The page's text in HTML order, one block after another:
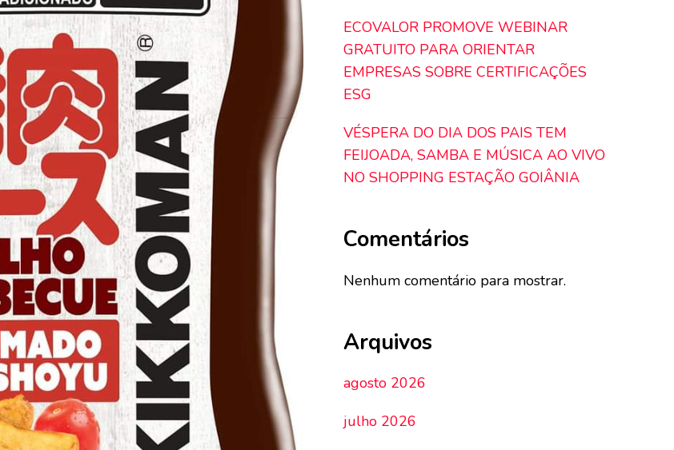
ECOVALOR PROMOVE WEBINAR
GRATUITO PARA ORIENTAR
EMPRESAS SOBRE CERTIFICAÇÕES
ESG
VÉSPERA DO DIA DOS PAIS TEM
FEIJOADA, SAMBA E MÚSICA AO VIVO
NO SHOPPING ESTAÇÃO GOIÂNIA
Comentários
Nenhum comentário para mostrar.
Arquivos
agosto 2026
julho 2026